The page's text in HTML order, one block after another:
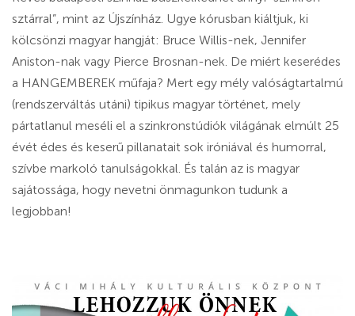
sztárral”, mint az Újszínház. Ugye kórusban kiáltjuk, ki
kölcsönzi magyar hangját: Bruce Willis-nek, Jennifer
Aniston-nak vagy Pierce Brosnan-nek. De miért keserédes
a HANGEMBEREK műfaja? Mert egy mély valóságtartalmú
(rendszerváltás utáni) tipikus magyar történet, mely
pártatlanul meséli el a szinkronstúdiók világának elmúlt 25
évét édes és keserű pillanatait sok iróniával és humorral,
szívbe markoló tanulságokkal. És talán az is magyar
sajátossága, hogy nevetni önmagunkon tudunk a
legjobban!